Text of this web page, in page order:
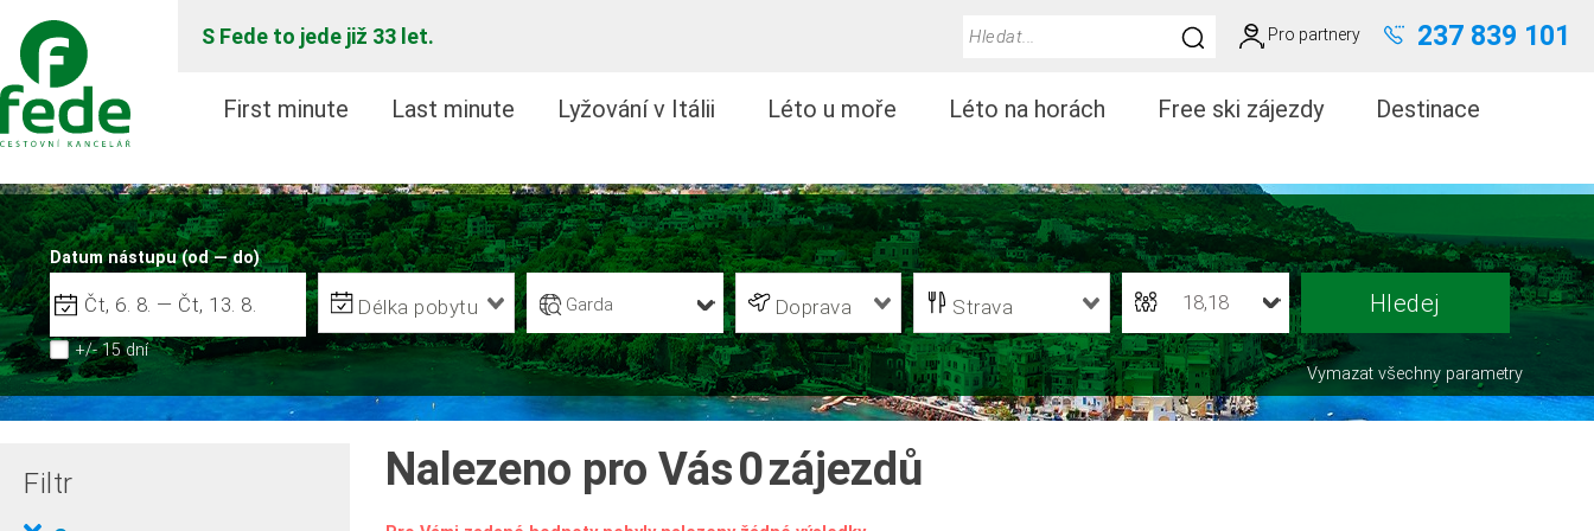
S Fede to jede již 33 let. Pro partnery 237 839 101
First minute Last minute Lyžování v Itálii Léto u moře Léto na horách Free ski zájezdy Destinace
Datum nástupu (od — do)
+/- 15 dní
Délka pobytu Garda Doprava Strava 18,18
Vymazat všechny parametry
Filtr Nalezeno pro Vás0zájezdů